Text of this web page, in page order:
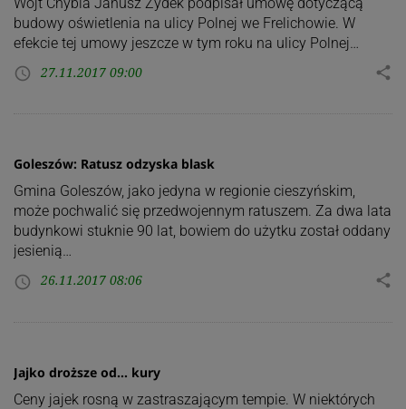
budowy oświetlenia na ulicy Polnej we Frelichowie. W
efekcie tej umowy jeszcze w tym roku na ulicy Polnej…
access_time 27.11.2017 09:00 share
Goleszów: Ratusz odzyska blask
Gmina Goleszów, jako jedyna w regionie cieszyńskim,
może pochwalić się przedwojennym ratuszem. Za dwa lata
budynkowi stuknie 90 lat, bowiem do użytku został oddany
jesienią…
access_time 26.11.2017 08:06 share
Jajko droższe od… kury
Ceny jajek rosną w zastraszającym tempie. W niektórych